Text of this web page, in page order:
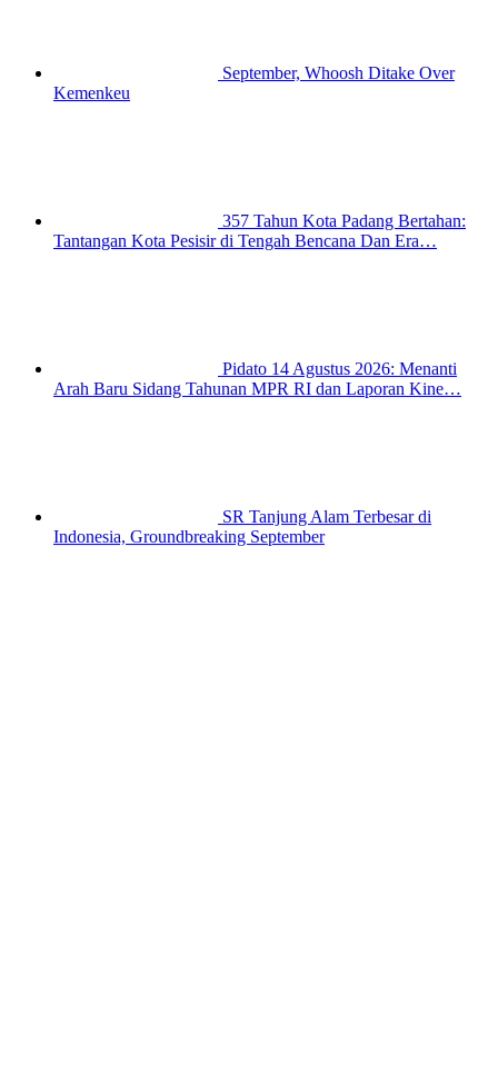
September, Whoosh Ditake Over
Kemenkeu
357 Tahun Kota Padang Bertahan:
Tantangan Kota Pesisir di Tengah Bencana Dan Era…
Pidato 14 Agustus 2026: Menanti
Arah Baru Sidang Tahunan MPR RI dan Laporan Kine…
SR Tanjung Alam Terbesar di
Indonesia, Groundbreaking September